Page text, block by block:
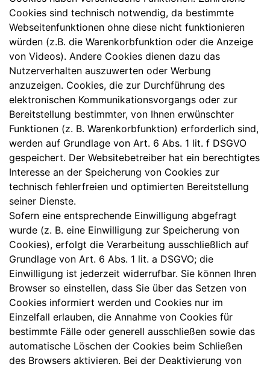
Cookies sind technisch notwendig, da bestimmte
Webseitenfunktionen ohne diese nicht funktionieren
würden (z.B. die Warenkorbfunktion oder die Anzeige
von Videos). Andere Cookies dienen dazu das
Nutzerverhalten auszuwerten oder Werbung
anzuzeigen. Cookies, die zur Durchführung des
elektronischen Kommunikationsvorgangs oder zur
Bereitstellung bestimmter, von Ihnen erwünschter
Funktionen (z. B. Warenkorbfunktion) erforderlich sind,
werden auf Grundlage von Art. 6 Abs. 1 lit. f DSGVO
gespeichert. Der Websitebetreiber hat ein berechtigtes
Interesse an der Speicherung von Cookies zur
technisch fehlerfreien und optimierten Bereitstellung
seiner Dienste.
Sofern eine entsprechende Einwilligung abgefragt
wurde (z. B. eine Einwilligung zur Speicherung von
Cookies), erfolgt die Verarbeitung ausschließlich auf
Grundlage von Art. 6 Abs. 1 lit. a DSGVO; die
Einwilligung ist jederzeit widerrufbar. Sie können Ihren
Browser so einstellen, dass Sie über das Setzen von
Cookies informiert werden und Cookies nur im
Einzelfall erlauben, die Annahme von Cookies für
bestimmte Fälle oder generell ausschließen sowie das
automatische Löschen der Cookies beim Schließen
des Browsers aktivieren. Bei der Deaktivierung von